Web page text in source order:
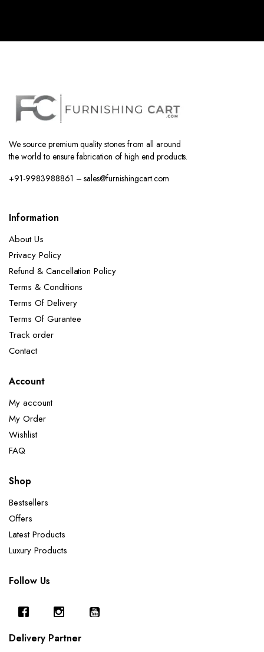
We source premium quality stones from all around
the world to ensure fabrication of high end products.
+91-9983988861 – sales@furnishingcart.com
Information
About Us
Privacy Policy
Refund & Cancellation Policy
Terms & Conditions
Terms Of Delivery
Terms Of Gurantee
Track order
Contact
Account
My account
My Order
Wishlist
FAQ
Shop
Bestsellers
Offers
Latest Products
Luxury Products
Follow Us
Delivery Partner